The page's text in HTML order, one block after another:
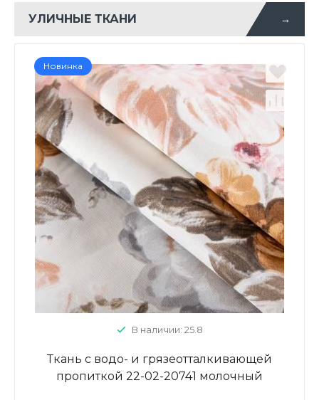
УЛИЧНЫЕ ТКАНИ →
Новинка
В наличии: 25.8
Ткань с водо- и грязеотталкивающей
пропиткой 22-02-20741 молочный